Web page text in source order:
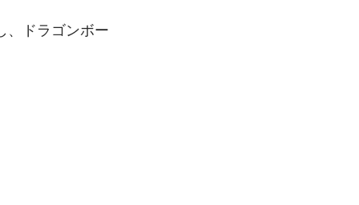
、ドラゴンボー